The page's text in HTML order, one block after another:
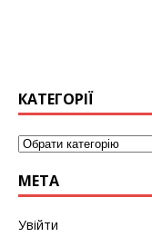
КАТЕГОРІЇ
МЕТА
Увійти